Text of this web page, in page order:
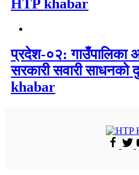
HTP khabar
प्रदेश-०२: गाउँपालिका
सरकारी सवारी
khabar